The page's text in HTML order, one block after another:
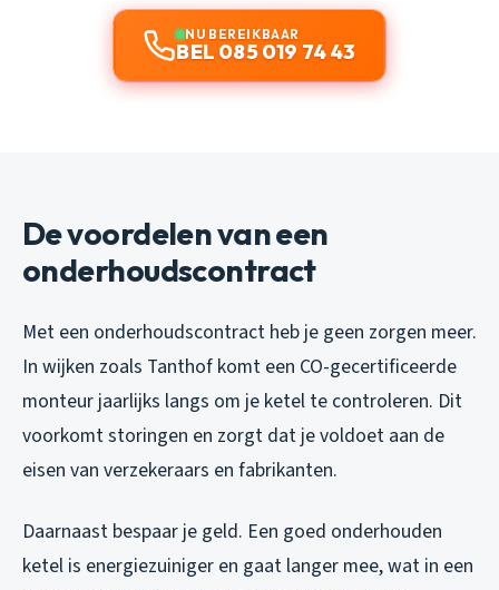
NU BEREIKBAAR
BEL 085 019 74 43
De voordelen van een
onderhoudscontract
Met een onderhoudscontract heb je geen zorgen meer.
In wijken zoals Tanthof komt een CO-gecertificeerde
monteur jaarlijks langs om je ketel te controleren. Dit
voorkomt storingen en zorgt dat je voldoet aan de
eisen van verzekeraars en fabrikanten.
Daarnaast bespaar je geld. Een goed onderhouden
ketel is energiezuiniger en gaat langer mee, wat in een